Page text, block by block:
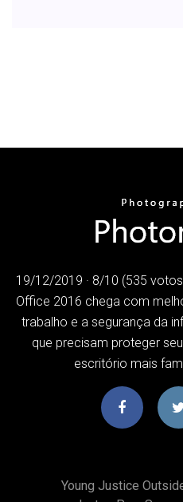
19/12/2019 · 8/10 (535
Office 2016 chega com
trabalho e a segurança da
que precisam proteger
escritório mais
Young Justice